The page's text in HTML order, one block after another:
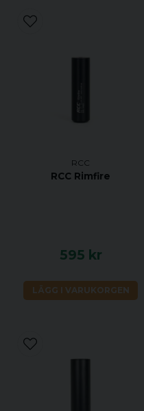
RCC
RCC Rimfire
595 kr
LÄGG I VARUKORGEN